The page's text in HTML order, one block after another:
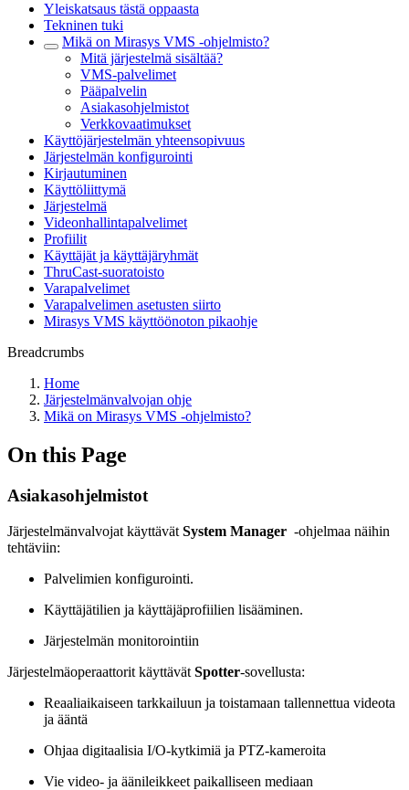
Yleiskatsaus tästä oppaasta
Tekninen tuki
Mikä on Mirasys VMS -ohjelmisto?
Mitä järjestelmä sisältää?
VMS-palvelimet
Pääpalvelin
Asiakasohjelmistot
Verkkovaatimukset
Käyttöjärjestelmän yhteensopivuus
Järjestelmän konfigurointi
Kirjautuminen
Käyttöliittymä
Järjestelmä
Videonhallintapalvelimet
Profiilit
Käyttäjät ja käyttäjäryhmät
ThruCast-suoratoisto
Varapalvelimet
Varapalvelimen asetusten siirto
Mirasys VMS käyttöönoton pikaohje
Breadcrumbs
Home
Järjestelmänvalvojan ohje
Mikä on Mirasys VMS -ohjelmisto?
On this Page
Asiakasohjelmistot
Järjestelmänvalvojat käyttävät System Manager -ohjelmaa näihin
tehtäviin:
Palvelimien konfigurointi.
Käyttäjätilien ja käyttäjäprofiilien lisääminen.
Järjestelmän monitorointiin
Järjestelmäoperaattorit käyttävät Spotter-sovellusta:
Reaaliaikaiseen tarkkailuun ja toistamaan tallennettua videota
ja ääntä
Ohjaa digitaalisia I/O-kytkimiä ja PTZ-kameroita
Vie video- ja äänileikkeet paikalliseen mediaan